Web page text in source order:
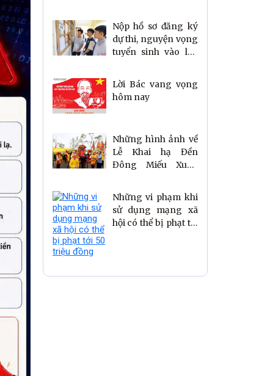
Nộp hồ sơ đăng ký
dự thi, nguyện vọng
tuyển sinh vào lớp
khi nào?
Lời Bác vang vọng
hôm nay
Những hình ảnh về
Lễ Khai hạ Đền
Đông Miếu Xuân
Những vi phạm khi
sử dụng mạng xã
hội có thể bị phạt tới